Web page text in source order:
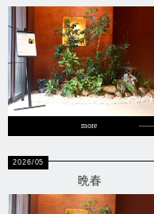
more
2026/05
晩春